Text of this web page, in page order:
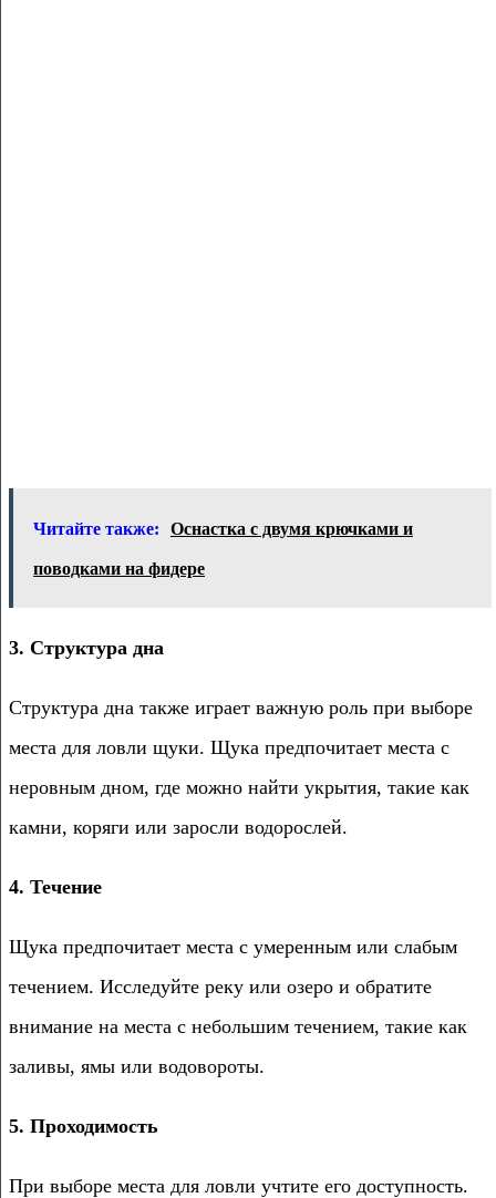
Читайте также: Оснастка с двумя крючками и
поводками на фидере
3. Структура дна
Структура дна также играет важную роль при выборе
места для ловли щуки. Щука предпочитает места с
неровным дном, где можно найти укрытия, такие как
камни, коряги или заросли водорослей.
4. Течение
Щука предпочитает места с умеренным или слабым
течением. Исследуйте реку или озеро и обратите
внимание на места с небольшим течением, такие как
заливы, ямы или водовороты.
5. Проходимость
При выборе места для ловли учтите его доступность.